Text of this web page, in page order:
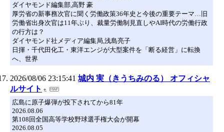
ダイヤモンド編集部,高野 豪
厚労省の新事務次官に聞く労働政策36年史と今後の重要テーマ…旧
労働省出身次官は11年ぶり、裁量労働制見直しやAI時代の労働行政
の行方は？
ダイヤモンド社メディア編集局,浅島亮子
日揮・千代田化工・東洋エンジが大型案件を「断る経営」に転換
へ、世界
2026/08/06 23:15:41 城内 実（きうちみのる） オフィシャ
ルサイト
広島に原子爆弾が投下されてから81年
2026.08.06
第108回全国高等学校野球選手権大会が開幕
2026.08.05